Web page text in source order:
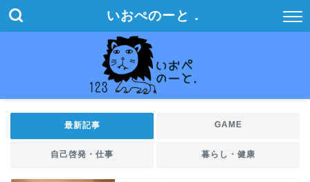
いおぺのーと．
最新記事 GAME
自己啓発・仕事 暮らし・健康